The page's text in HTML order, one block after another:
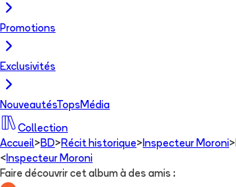
Promotions
Exclusivités
NouveautésTops Média
Collection
Accueil> BD> Récit historique> Inspecteur Moroni>
< Inspecteur Moroni
Faire découvrir cet album à des amis :